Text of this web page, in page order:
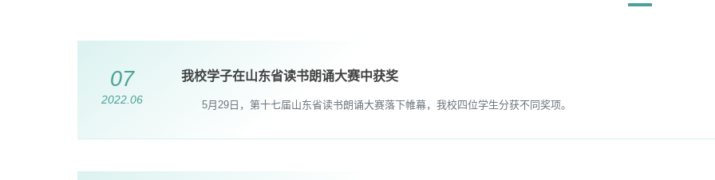
07
2022.06
我校学子在山东省读书朗诵大赛中获奖
5月29日，第十七届山东省读书朗诵大赛落下帷幕，我校四位学生分获不同奖项。